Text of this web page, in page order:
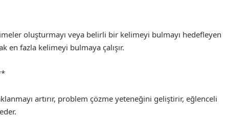
oluşturmayı veya belirli bir kelimeyi bulmayı hedefleyen
en fazla kelimeyi bulmaya çalışır.
artırır, problem çözme yeteneğini geliştirir, eğlenceli